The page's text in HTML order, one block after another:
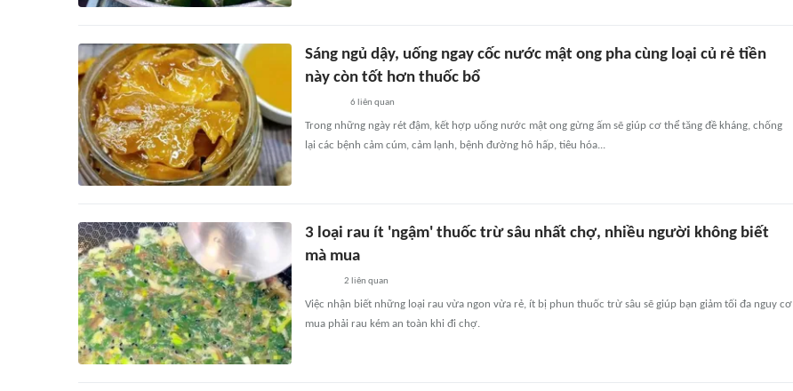
Sáng ngủ dậy, uống ngay cốc nước mật ong pha cùng loại củ rẻ tiền
này còn tốt hơn thuốc bổ
6 liên quan
Trong những ngày rét đậm, kết hợp uống nước mật ong gừng ấm sẽ giúp cơ thể tăng đề kháng, chống
lại các bệnh cảm cúm, cảm lạnh, bệnh đường hô hấp, tiêu hóa...
3 loại rau ít 'ngậm' thuốc trừ sâu nhất chợ, nhiều người không biết
mà mua
2 liên quan
Việc nhận biết những loại rau vừa ngon vừa rẻ, ít bị phun thuốc trừ sâu sẽ giúp bạn giảm tối đa nguy cơ
mua phải rau kém an toàn khi đi chợ.